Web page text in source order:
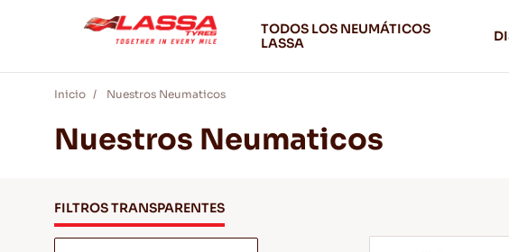
TODOS LOS NEUMÁTICOS
LASSA
Inicio Nuestros Neumaticos
Nuestros Neumaticos
FILTROS TRANSPARENTES